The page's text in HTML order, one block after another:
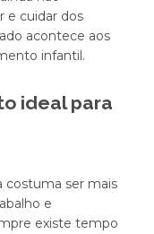
e cuidar dos
acontece aos
infantil.
ideal para
costuma ser mais
e
existe tempo